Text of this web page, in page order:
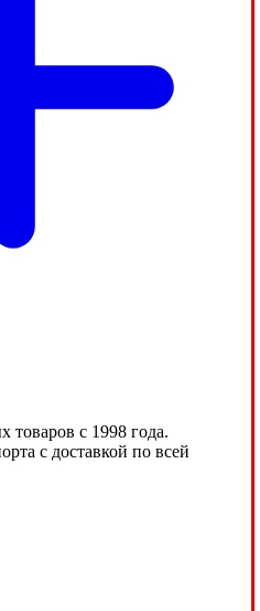
товаров с 1998 года.
с доставкой по всей